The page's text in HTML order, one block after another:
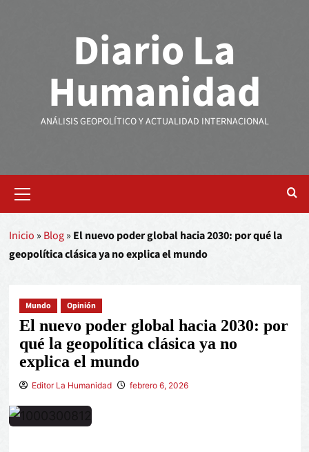
Diario La
Humanidad
ANÁLISIS GEOPOLÍTICO Y ACTUALIDAD INTERNACIONAL
Inicio » Blog» El nuevo poder global hacia 2030: por qué la
geopolítica clásica ya no explica el mundo
Mundo Opinión
El nuevo poder global hacia 2030: por
qué la geopolítica clásica ya no
explica el mundo
Editor La Humanidad febrero 6, 2026